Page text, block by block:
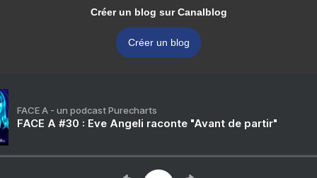
Créer un blog sur Canalblog
Créer un blog
FACE A - un podcast Purecharts
FACE A #30 : Eve Angeli raconte "Avant de partir"